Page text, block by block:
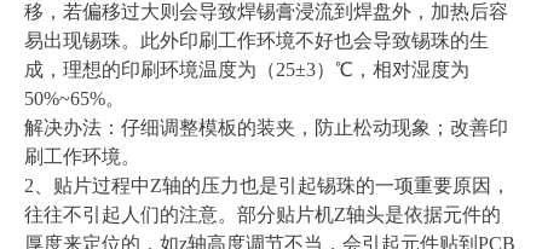
移，若偏移过大则会导致焊锡膏浸流到焊盘外，加热后容
易出现锡珠。此外印刷工作环境不好也会导致锡珠的生
成，理想的印刷环境温度为（25±3）℃，相对湿度为
50%~65%。
解决办法：仔细调整模板的装夹，防止松动现象；改善印
刷工作环境。
2、 贴片过程中Z轴的压力也是引起锡珠的一项重要原因，
往往不引起人们的注意。部分贴片机Z轴头是依据元件的
厚度来定位的，如z轴高度调节不当，会引起元件贴到PCB